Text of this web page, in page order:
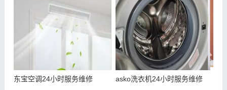
东宝空调24小时服务维修 asko洗衣机24小时服务维修